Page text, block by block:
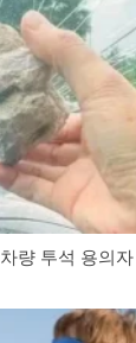
량 투석 용의